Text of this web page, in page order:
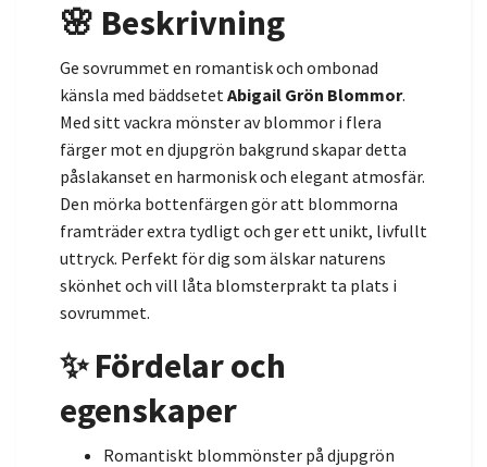
🌸 Beskrivning
Ge sovrummet en romantisk och ombonad
känsla med bäddsetet Abigail Grön Blommor.
Med sitt vackra mönster av blommor i flera
färger mot en djupgrön bakgrund skapar detta
påslakanset en harmonisk och elegant atmosfär.
Den mörka bottenfärgen gör att blommorna
framträder extra tydligt och ger ett unikt, livfullt
uttryck. Perfekt för dig som älskar naturens
skönhet och vill låta blomsterprakt ta plats i
sovrummet.
✨ Fördelar och
egenskaper
Romantiskt blommönster på djupgrön